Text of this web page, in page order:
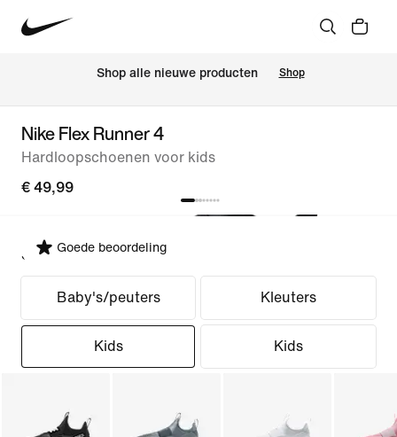
Shop alle nieuwe producten Shop
Nike Flex Runner 4
Hardloopschoenen voor kids
€ 49,99
Goede beoordeling
Selecteer pasvorm
Baby's/peuters Kleuters
Kids Kids